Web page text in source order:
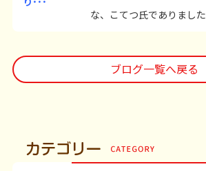
な、こてつ氏でありました
ブログ一覧へ戻る